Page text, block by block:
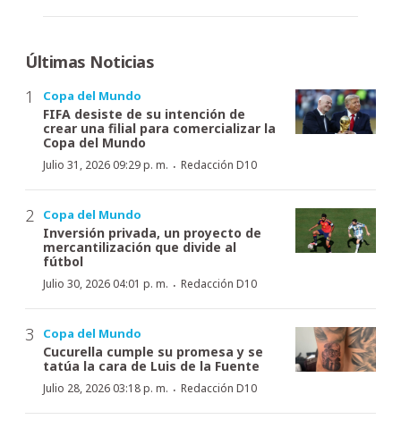
Últimas Noticias
Copa del Mundo
FIFA desiste de su intención de
crear una filial para comercializar la
Copa del Mundo
Julio 31, 2026 09:29 p. m. · Redacción D10
Copa del Mundo
Inversión privada, un proyecto de
mercantilización que divide al
fútbol
Julio 30, 2026 04:01 p. m. · Redacción D10
Copa del Mundo
Cucurella cumple su promesa y se
tatúa la cara de Luis de la Fuente
Julio 28, 2026 03:18 p. m. · Redacción D10